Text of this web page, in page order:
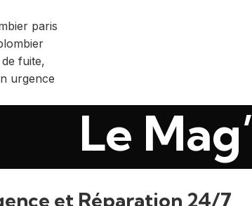
Le Mag’
et Réparation 24/7